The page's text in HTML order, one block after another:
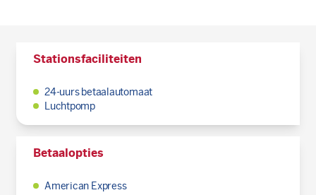
Stationsfaciliteiten
24-uurs betaalautomaat
Luchtpomp
Betaalopties
American Express